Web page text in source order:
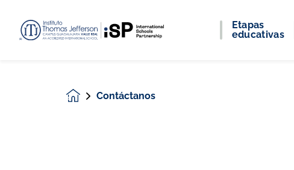
Etapas
educativas
HomepageContáctanos